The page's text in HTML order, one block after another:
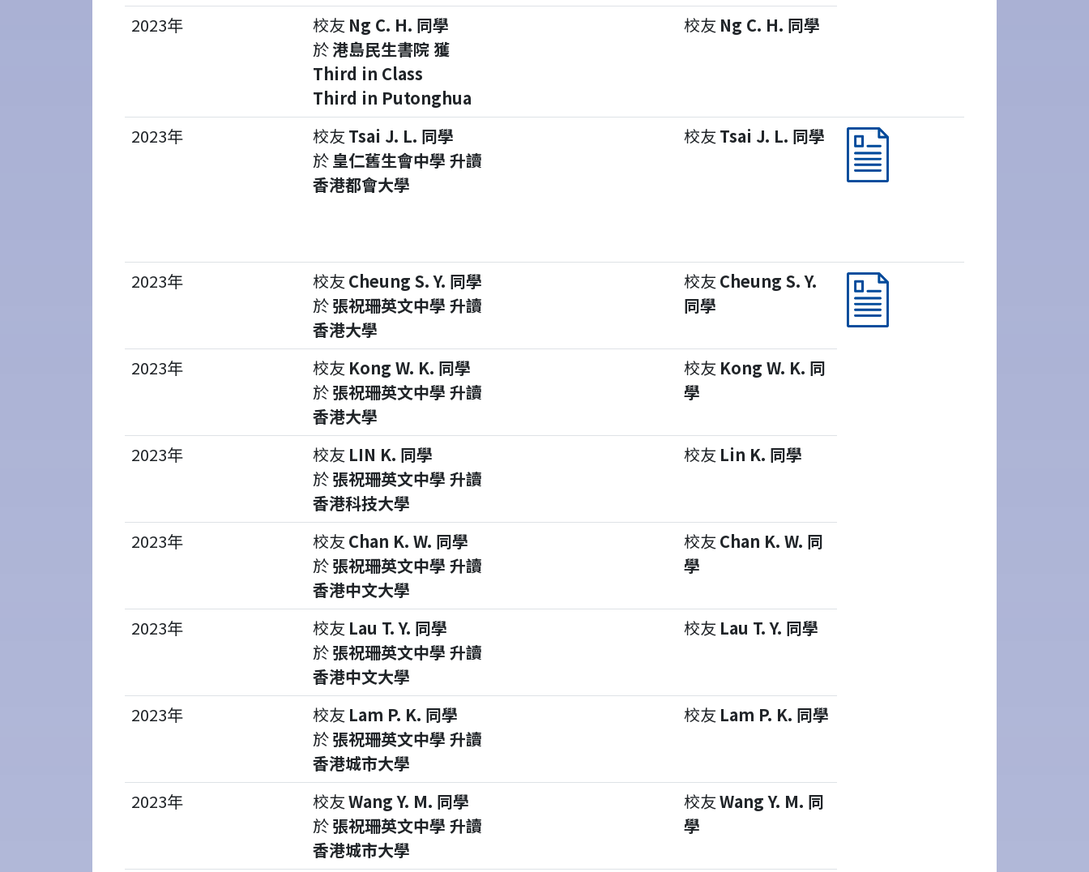
2023年 校友 Ng C. H. 同學
於港島民生書院 獲
Third in Class
Third in Putonghua
校友 Ng C. H. 同學
2023年 校友 Tsai J. L. 同學
於皇仁舊生會中學 升讀
香港都會大學
校友 Tsai J. L. 同學
2023年 校友 Cheung S. Y. 同學
於張祝珊英文中學 升讀
香港大學
校友 Cheung S. Y.
同學
2023年 校友 Kong W. K. 同學
於張祝珊英文中學 升讀
香港大學
校友 Kong W. K. 同
學
2023年 校友 LIN K. 同學
於張祝珊英文中學 升讀
香港科技大學
校友 Lin K. 同學
2023年 校友 Chan K. W. 同學
於張祝珊英文中學 升讀
香港中文大學
校友 Chan K. W. 同
學
2023年 校友 Lau T. Y. 同學
於張祝珊英文中學 升讀
香港中文大學
校友 Lau T. Y. 同學
2023年 校友 Lam P. K. 同學
於張祝珊英文中學 升讀
香港城市大學
校友 Lam P. K. 同學
2023年 校友Wang Y. M. 同學
於張祝珊英文中學 升讀
香港城市大學
校友Wang Y. M. 同
學